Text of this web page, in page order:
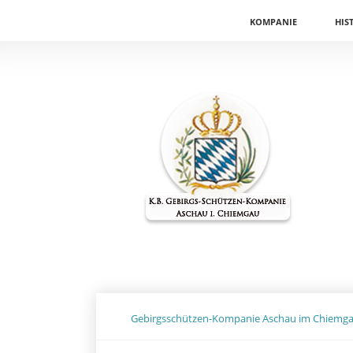
überspringen
KOMPANIE
Gebirgsschützen-Kompanie Aschau im